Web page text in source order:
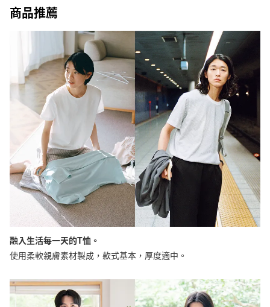
商品推薦
融入生活每一天的T恤。
使用柔軟親膚素材製成，款式基本，厚度適中。